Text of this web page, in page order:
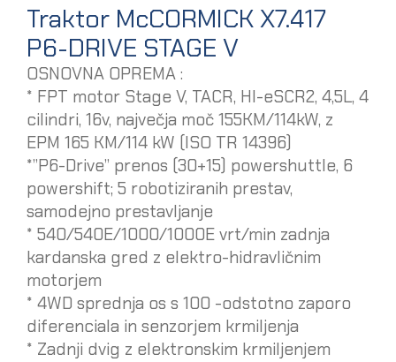
Traktor McCORMICK X7.417
P6-DRIVE STAGE V
OSNOVNA OPREMA :
* FPT motor Stage V, TACR, HI-eSCR2, 4,5L, 4
cilindri, 16v, največja moč 155KM/114kW, z
EPM 165 KM/114 kW (ISO TR 14396)
*”P6-Drive” prenos (30+15) powershuttle, 6
powershift; 5 robotiziranih prestav,
samodejno prestavljanje
* 540/540E/1000/1000E vrt/min zadnja
kardanska gred z elektro-hidravličnim
motorjem
* 4WD sprednja os s 100 -odstotno zaporo
diferenciala in senzorjem krmiljenja
* Zadnji dvig z elektronskim krmiljenjem